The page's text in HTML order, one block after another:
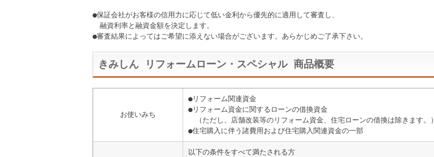
●保証会社がお客様の信用力に応じて低い金利から優先的に適用して審査し、
融資利率と融資金額を決定します。
●審査結果によってはご希望に添えない場合がございます。あらかじめご了承下さい。
きみしん リフォームローン・スペシャル 商品概要
お使いみち
●リフォーム関連資金
●リフォーム資金に関するローンの借換資金
（ただし、店舗改装等のリフォーム資金、住宅ローンの借換は除きます。）
●住宅購入に伴う諸費用および住宅購入関連資金の一部
以下の条件をすべて満たされる方